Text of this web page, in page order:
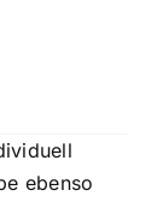
ebenso